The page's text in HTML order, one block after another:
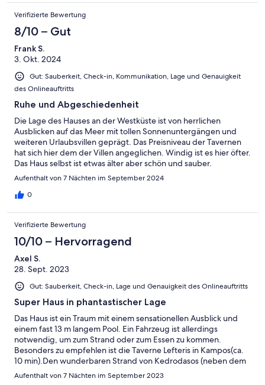
light pollution so the stars as so clear and we saw a super moon.
The nearby beaches are rocky but you can easily find your way
in for a deep water swim. The small fisherman’s port 1.5km down
to the north below Villa Magical View is excellent for a dip after a
walk or run. We found the beach on from Elafonisos called
Kedrodasos to be the best albeit a trek through a rocky path to
get there. Well worth it. Beautiful and not commercialised. We
didn’t go far afield to eat and the food can be a bit limited but
there is good fish at the Sunset Fish at Sfinari and Taverna
Lefteris in Kampos is very good. Make sure you load up at Lidl in
Chania though as local supermarkets are limited.
Verifizierte Bewertung
8/10 – Gut
Frank S.
3. Okt. 2024
Gut: Sauberkeit, Check-in, Kommunikation, Lage und Genauigkeit
des Onlineauftritts
Ruhe und Abgeschiedenheit
Die Lage des Hauses an der Westküste ist von herrlichen
Ausblicken auf das Meer mit tollen Sonnenuntergängen und
weiteren Urlaubsvillen geprägt. Das Preisniveau der Tavernen
hat sich hier dem der Villen angeglichen. Windig ist es hier öfter.
Das Haus selbst ist etwas älter aber schön und sauber.
Aufenthalt von 7 Nächten im September 2024
0
Verifizierte Bewertung
10/10 – Hervorragend
Axel S.
28. Sept. 2023
Gut: Sauberkeit, Check-in, Lage und Genauigkeit des Onlineauftritts
Super Haus in phantastischer Lage
Das Haus ist ein Traum mit einem sensationellen Ausblick und
einem fast 13 m langem Pool. Ein Fahrzeug ist allerdings
notwendig, um zum Strand oder zum Essen zu kommen.
Besonders zu empfehlen ist die Taverne Lefteris in Kampos(ca.
10 min).Den wunderbaren Strand von Kedrodasos (neben dem
oft überfüllten Elafonisi) erreicht man über Livadia in einer
Aufenthalt von 7 Nächten im September 2023